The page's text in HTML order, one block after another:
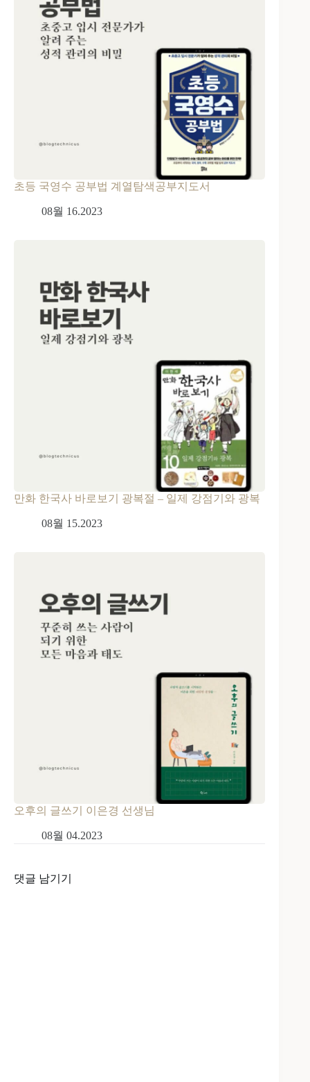
초등 국영수 공부법 계열탐색공부지도서
08월 16.2023
만화 한국사 바로보기 광복절 – 일제 강점기와 광복
08월 15.2023
오후의 글쓰기 이은경 선생님
08월 04.2023
댓글 남기기